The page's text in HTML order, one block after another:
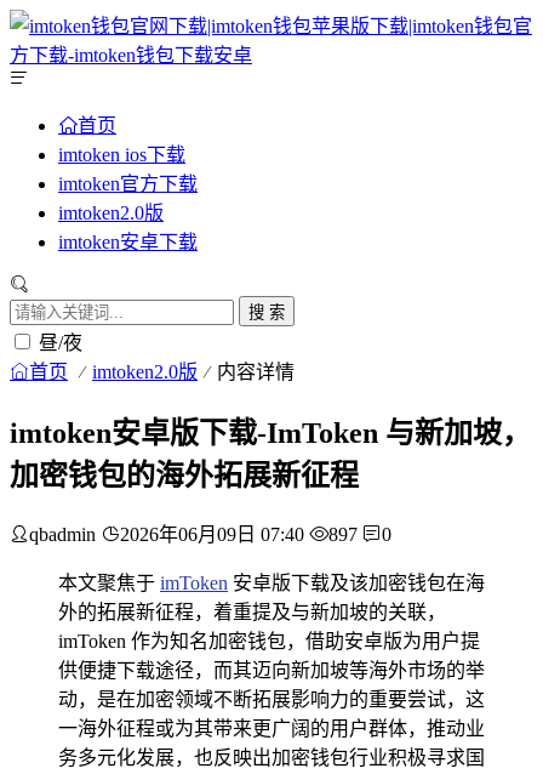
首页
imtoken ios下载
imtoken官方下载
imtoken2.0版
imtoken安卓下载
搜 索
昼/夜
首页 imtoken2.0版 内容详情
imtoken安卓版下载-ImToken 与新加坡，
加密钱包的海外拓展新征程
qbadmin 2026年06月09日 07:40 897 0
本文聚焦于 imToken 安卓版下载及该加密钱包在海
外的拓展新征程，着重提及与新加坡的关联，
imToken 作为知名加密钱包，借助安卓版为用户提
供便捷下载途径，而其迈向新加坡等海外市场的举
动，是在加密领域不断拓展影响力的重要尝试，这
一海外征程或为其带来更广阔的用户群体，推动业
务多元化发展，也反映出加密钱包行业积极寻求国